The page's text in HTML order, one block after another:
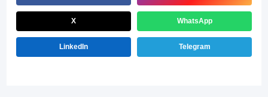
X WhatsApp
LinkedIn Telegram